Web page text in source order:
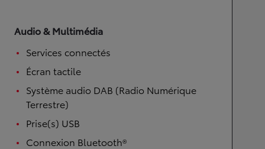
Audio & Multimédia
Services connectés
Écran tactile
Système audio DAB (Radio Numérique
Terrestre)
Prise(s) USB
Connexion Bluetooth®